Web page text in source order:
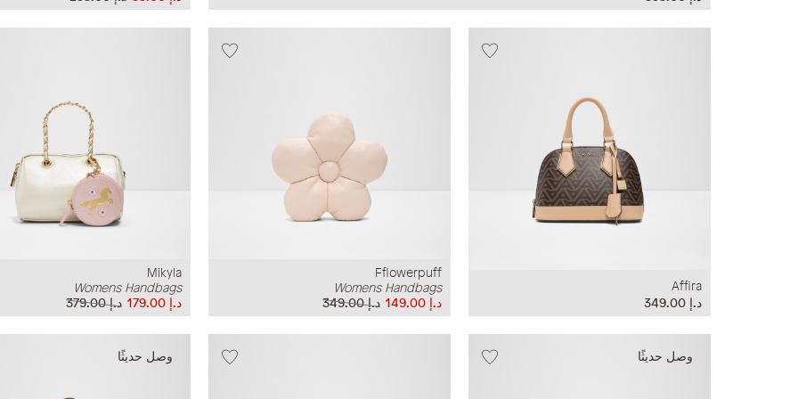
Affira
د.إ‏ 349.00
Fflowerpuff
Womens Handbags
د.إ‏ 349.00
د.إ‏ 149.00
Mikyla
Womens Handbags
د.إ‏ 379.00
د.إ‏ 179.00
وصل حديثًا وصل حديثًا